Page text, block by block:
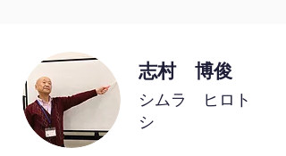
志村 博俊
シムラ ヒロト
シ